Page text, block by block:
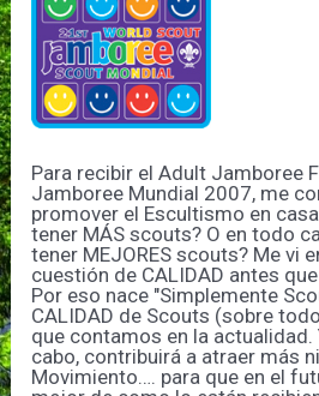
Para recibir el Adult Jamboree
Jamboree Mundial 2007, me
promover el Escultismo en
tener MÁS scouts? O en todo
tener MEJORES scouts? Me vi
cuestión de CALIDAD antes
Por eso nace "Simplemente
CALIDAD de Scouts (sobre
que contamos en la actualidad.
cabo, contribuirá a atraer más
Movimiento…. para que en el